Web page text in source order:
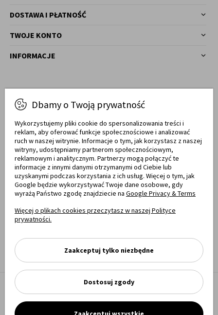
DOSTAWA I PŁATNOŚĆ
TWOJE KONTO
INFORMACJE
Masz pytania?
Zadzwoń! 77 540 78 03
Od pon. do pt. w godz. 7:00 - 17:00
sklep@meblemwm.pl
Meble MWM Copyright 2025
Shoper Premium,
Dbamy o Twoją prywatność
Wykorzystujemy pliki cookie do spersonalizowania treści i
reklam, aby oferować funkcje społecznościowe i analizować
ruch w naszej witrynie. Informacje o tym, jak korzystasz z naszej
witryny, udostępniamy partnerom społecznościowym,
reklamowym i analitycznym. Partnerzy mogą połączyć te
informacje z innymi danymi otrzymanymi od Ciebie lub
uzyskanymi podczas korzystania z ich usług. Więcej o tym, jak
Google będzie wykorzystywać Twoje dane osobowe, gdy
wyrażą Państwo zgodę znajdziecie na Google Privacy & Terms
Więcej o plikach cookies przeczytasz w naszej Polityce
prywatności.
Zaakceptuj tylko niezbędne
Dostosuj zgody